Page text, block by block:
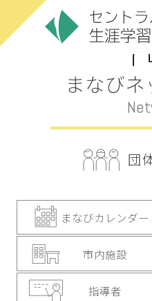
まなび
団
まなびカレンダー
市内施設
指導者